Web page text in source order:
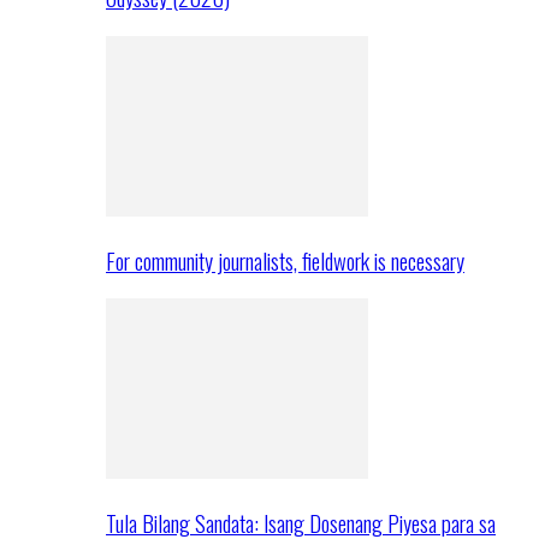
For community journalists, fieldwork is necessary
Tula Bilang Sandata: Isang Dosenang Piyesa para sa